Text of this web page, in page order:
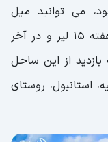
می توانید میل
کنید.هزینه های ورودی ساحل در طول هفته ۱۵ لیر و در آخر
بازدید از این ساحل
ترکیه، استانبول، روستای